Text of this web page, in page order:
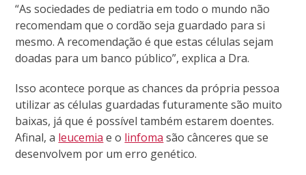
“As sociedades de pediatria em todo o mundo não
recomendam que o cordão seja guardado para si
mesmo. A recomendação é que estas células sejam
doadas para um banco público”, explica a Dra.
Isso acontece porque as chances da própria pessoa
utilizar as células guardadas futuramente são muito
baixas, já que é possível também estarem doentes.
Afinal, a leucemia e o linfoma são cânceres que se
desenvolvem por um erro genético.